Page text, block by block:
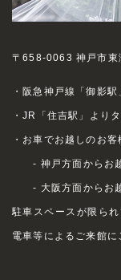
〒658-0063 神戸市
・阪急神戸線「御影
・JR「住吉駅」より
・お車でお越しのお客
- 神戸方面からお越
- 大阪方面からお越
駐車スペースが限ら
電車等によるご来館に